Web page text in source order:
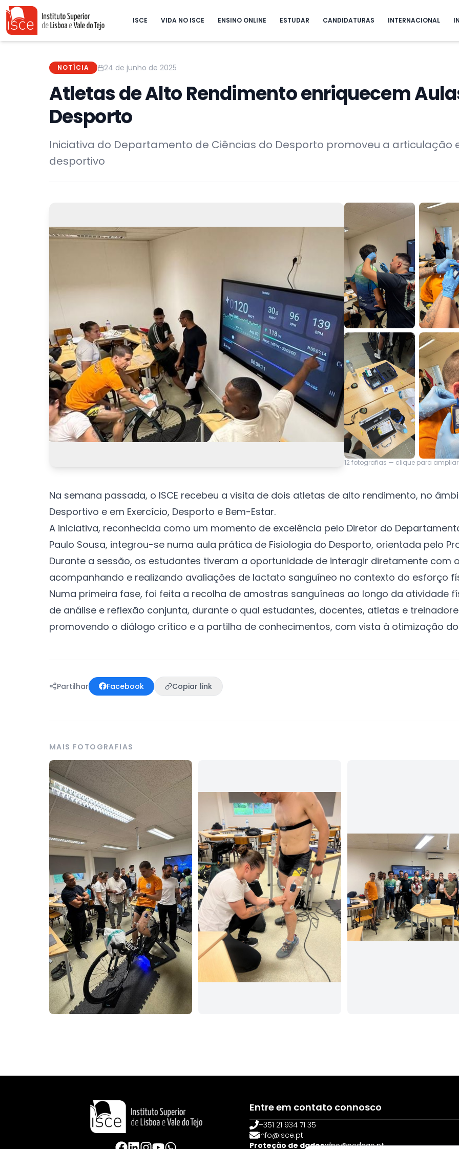
ISCE VIDA NO ISCE ENSINO ONLINE ESTUDAR CANDIDATURAS INTERNACIONAL
NOTÍCIA 24 de junho de 2025
Atletas de Alto Rendimento enriquecem
Desporto
Iniciativa do Departamento de Ciências do Desporto promoveu a
desportivo
12 fotografias — clique para ampliar
Na semana passada, o ISCE recebeu a visita de dois atletas de alto rendimento, no
Desportivo e em Exercício, Desporto e Bem-Estar.
A iniciativa, reconhecida como um momento de excelência pelo Diretor do
Paulo Sousa, integrou-se numa aula prática de Fisiologia do Desporto, orientada pelo
Durante a sessão, os estudantes tiveram a oportunidade de interagir diretamente com
acompanhando e realizando avaliações de lactato sanguíneo no contexto do esforço
Numa primeira fase, foi feita a recolha de amostras sanguíneas ao longo da atividade
de análise e reflexão conjunta, durante o qual estudantes, docentes, atletas e
promovendo o diálogo crítico e a partilha de conhecimentos, com vista à otimização
Partilhar Facebook Copiar link
MAIS FOTOGRAFIAS
Entre em contato connosco
+351 21 934 71 35
info@isce.pt
Proteção de dados:dpo@pedago.pt